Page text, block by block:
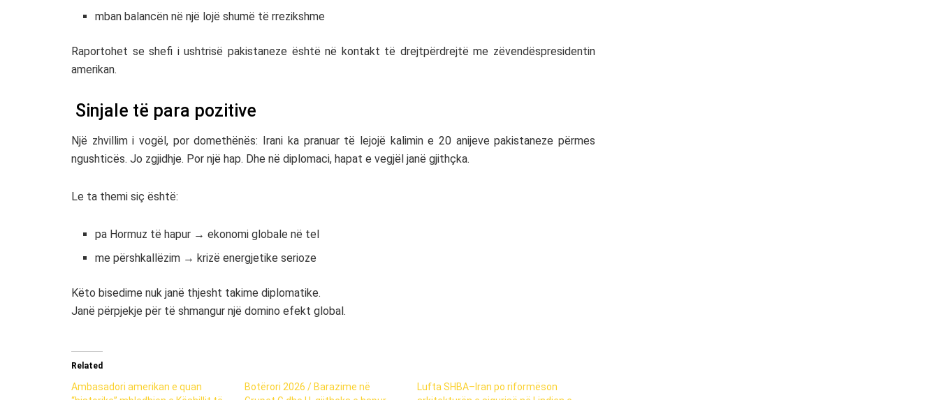
mban balancën në një lojë shumë të rrezikshme
Raportohet se shefi i ushtrisë pakistaneze është në kontakt të drejtpërdrejtë me zëvendëspresidentin
amerikan.
Sinjale të para pozitive
Një zhvillim i vogël, por domethënës: Irani ka pranuar të lejojë kalimin e 20 anijeve pakistaneze përmes
ngushticës. Jo zgjidhje. Por një hap. Dhe në diplomaci, hapat e vegjël janë gjithçka.
Le ta themi siç është:
pa Hormuz të hapur → ekonomi globale në tel
me përshkallëzim → krizë energjetike serioze
Këto bisedime nuk janë thjesht takime diplomatike.
Janë përpjekje për të shmangur një domino efekt global.
Related
Ambasadori amerikan e quan
Botërori 2026 / Barazime në
Lufta SHBA–Iran po riformëson